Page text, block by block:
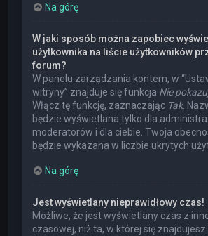
Na górę
W jaki sposób można zapobiec
użytkownika na liście użytkowników
forum?
W panelu zarządzania kontem, w
witryny” znajduje się funkcja Nie
Włącz tę funkcję, zaznaczając Tak.
będzie wyświetlana tylko dla
moderatorów i dla ciebie. Twoja
będzie wykazana w liczbie ukrytych
Na górę
Jest wyświetlany nieprawidłowy czas!
Możliwe, że jest wyświetlany czas z
czasowej, niż ta, w której się